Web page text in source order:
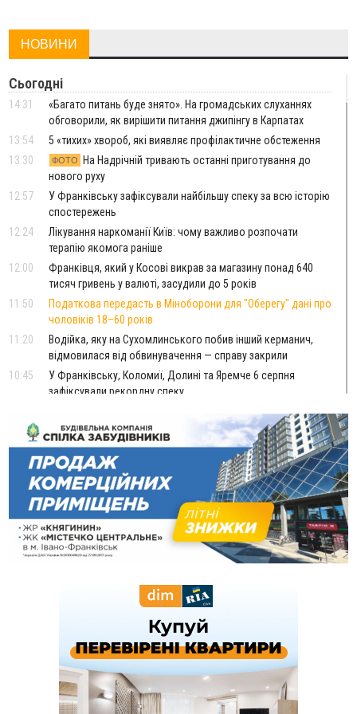
НОВИНИ
Сьогодні
14:31
«Багато питань буде знято». На громадських слуханнях
обговорили, як вирішити питання джипінгу в Карпатах
13:54
5 «тихих» хвороб, які виявляє профілактичне обстеження
13:30
ФОТО
На Надрічній тривають останні приготування до
нового руху
12:57
У Франківську зафіксували найбільшу спеку за всю історію
спостережень
12:24
Лікування наркоманії Київ: чому важливо розпочати
терапію якомога раніше
12:00
Франківця, який у Косові викрав за магазину понад 640
тисяч гривень у валюті, засудили до 5 років
11:50
Податкова передасть в Міноборони для "Оберегу" дані про
чоловіків 18–60 років
11:20
Водійка, яку на Сухомлинського побив інший керманич,
відмовилася від обвинувачення — справу закрили
10:45
У Франківську, Коломиї, Долині та Яремче 6 серпня
зафіксували рекордну спеку
Змушував надсилати інтимні фото: на Прикарпатті
затримали підозрюваного у розбещенні малолітньої
09:22
АМКУ розпочав справу проти Гвіздецької селищної ради
через різні ставки земельного податку
08:54
Синоптики попереджають про значний дощ на Прикарпатті
до кінця п'ятниці
08:45
Нафтогазову площу на межі Прикарпаття та Львівщини
повторно виставили на аукціон за 830 млн
У Польщі невідомі скоїли наругу над могилою УПА
Сили оборони уразила Ярославський НПЗ та кораблі
берегової охорони фсб у Керчі
Скарби Музею писанкового розпису побачать
далеко за межами Коломиї
Поблизу Франківська п'яний на Chevrolet втікав від поліції
На Прикарпатті триває декларування вогнепальної зброї: